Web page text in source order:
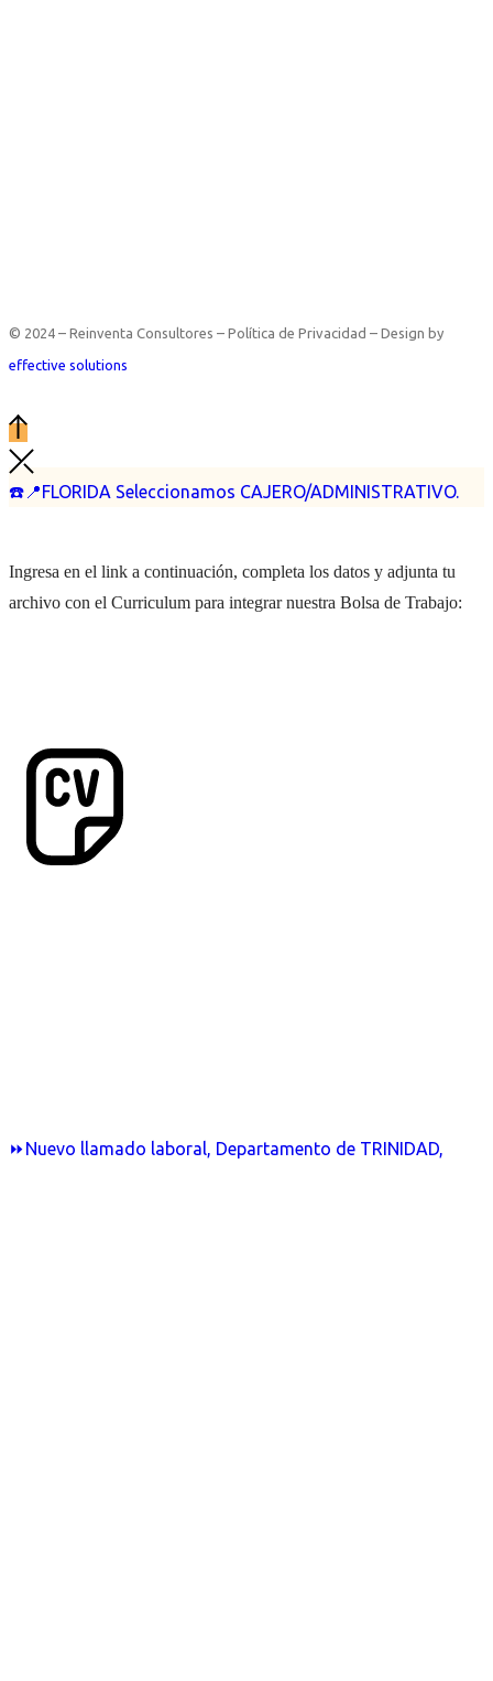
☎️📍FLORIDA Seleccionamos CAJERO/ADMINISTRATIVO.
⏩Nuevo llamado laboral, Departamento de TRINIDAD,
© 2024 – Reinventa Consultores – Política de Privacidad – Design by
effective solutions
Ingresa en el link a continuación, completa los datos y adjunta tu
archivo con el Curriculum para integrar nuestra Bolsa de Trabajo: